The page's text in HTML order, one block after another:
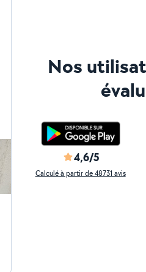
Nos
4,6/5
Calculé à partir de 48731 avis